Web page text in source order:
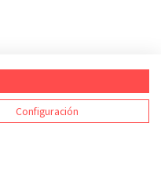
Configuración